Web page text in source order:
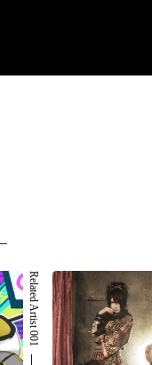
Related Artist 001